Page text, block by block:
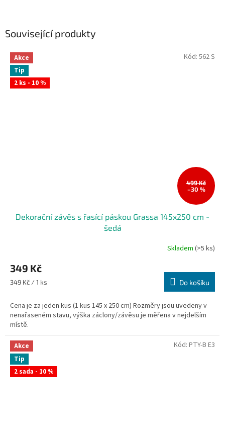
Související produkty
Akce
Tip
2 ks - 10 %
499 Kč
–30 %
Dekorační závěs s řasící páskou Grassa 145x250 cm -
šedá
Skladem (>5 ks)
349 Kč
Měrná
349 Kč / 1 ks Do košíku
Cena je za jeden kus (1 kus 145 x 250 cm) Rozměry jsou uvedeny v
nenařaseném stavu, výška záclony/závěsu je měřena v nejdelším
místě.
Kód: 562 S
Akce
Tip
2 sada - 10 %
Kód: PTY-B E3